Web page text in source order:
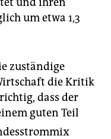
um etwa 1,3
zuständige
die Kritik
dass der
guten Teil